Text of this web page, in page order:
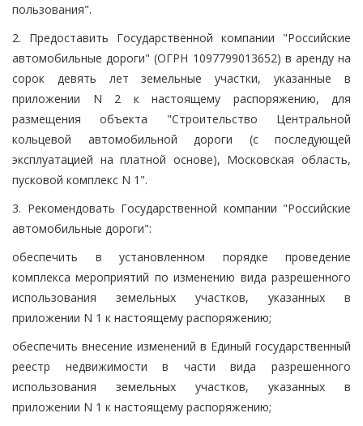
пользования".
2. Предоставить Государственной компании "Российские
автомобильные дороги" (ОГРН 1097799013652) в аренду на
сорок девять лет земельные участки, указанные в
приложении N 2 к настоящему распоряжению, для
размещения объекта "Строительство Центральной
кольцевой автомобильной дороги (с последующей
эксплуатацией на платной основе), Московская область,
пусковой комплекс N 1".
3. Рекомендовать Государственной компании "Российские
автомобильные дороги":
обеспечить в установленном порядке проведение
комплекса мероприятий по изменению вида разрешенного
использования земельных участков, указанных в
приложении N 1 к настоящему распоряжению;
обеспечить внесение изменений в Единый государственный
реестр недвижимости в части вида разрешенного
использования земельных участков, указанных в
приложении N 1 к настоящему распоряжению;